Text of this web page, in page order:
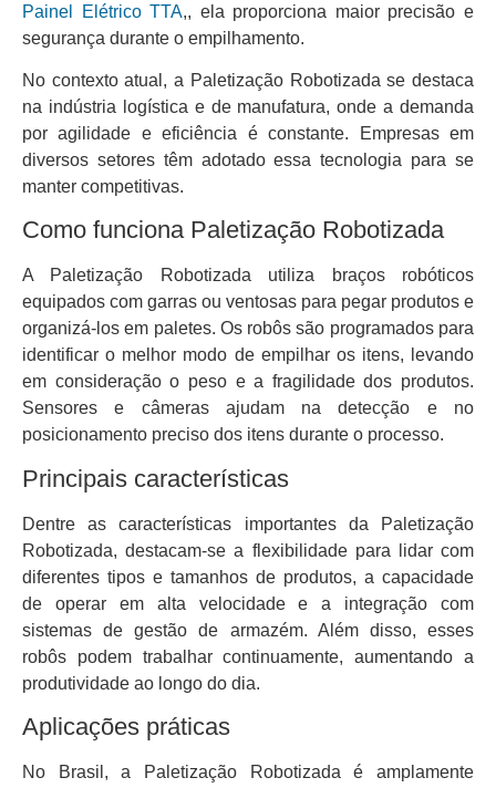
Painel Elétrico TTA,, ela proporciona maior precisão e
segurança durante o empilhamento.
No contexto atual, a Paletização Robotizada se destaca
na indústria logística e de manufatura, onde a demanda
por agilidade e eficiência é constante. Empresas em
diversos setores têm adotado essa tecnologia para se
manter competitivas.
Como funciona Paletização Robotizada
A Paletização Robotizada utiliza braços robóticos
equipados com garras ou ventosas para pegar produtos e
organizá-los em paletes. Os robôs são programados para
identificar o melhor modo de empilhar os itens, levando
em consideração o peso e a fragilidade dos produtos.
Sensores e câmeras ajudam na detecção e no
posicionamento preciso dos itens durante o processo.
Principais características
Dentre as características importantes da Paletização
Robotizada, destacam-se a flexibilidade para lidar com
diferentes tipos e tamanhos de produtos, a capacidade
de operar em alta velocidade e a integração com
sistemas de gestão de armazém. Além disso, esses
robôs podem trabalhar continuamente, aumentando a
produtividade ao longo do dia.
Aplicações práticas
No Brasil, a Paletização Robotizada é amplamente